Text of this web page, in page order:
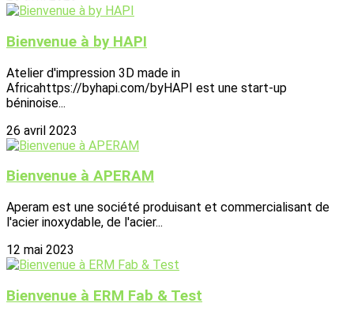
Bienvenue à by HAPI
Atelier d'impression 3D made in
Africahttps://byhapi.com/byHAPI est une start-up
béninoise...
26 avril 2023
Bienvenue à APERAM
Aperam est une société produisant et commercialisant de
l'acier inoxydable, de l'acier...
12 mai 2023
Bienvenue à ERM Fab & Test